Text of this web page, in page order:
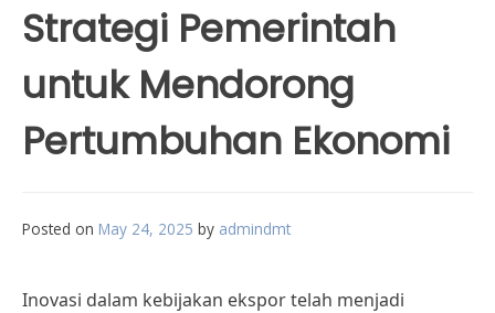
Strategi Pemerintah
untuk Mendorong
Pertumbuhan Ekonomi
Posted on May 24, 2025 by admindmt
Inovasi dalam kebijakan ekspor telah menjadi